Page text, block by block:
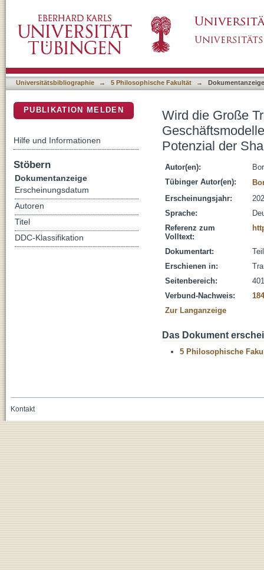
Plattformen auf das transformative
Universitätsbibliographie → 5 Philosophische Fakultät → Dokumentanzeige
Wird die Große
Potenzial der
Autor(en):
Tübinger Autor(en):
Erscheinungsjahr:
Sprache:
Referenz zum
Volltext:
Dokumentart:
Erschienen in:
Seitenbereich:
Verbund-Nachweis:
Zur Langanzeige
Das Dokument
5 Philosophische
PUBLIKATION MELDEN
Hilfe und Informationen
Stöbern
Dokumentanzeige
Erscheinungsdatum
Autoren
Titel
DDC-Klassifikation
Kontakt